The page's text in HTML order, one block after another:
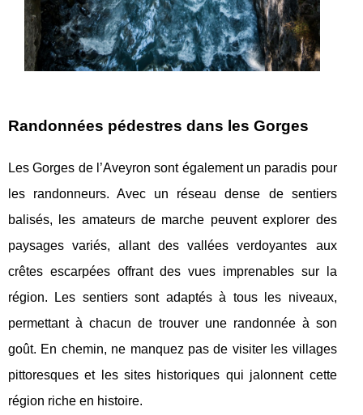
Randonnées pédestres dans les Gorges
Les Gorges de l’Aveyron sont également un paradis pour
les randonneurs. Avec un réseau dense de sentiers
balisés, les amateurs de marche peuvent explorer des
paysages variés, allant des vallées verdoyantes aux
crêtes escarpées offrant des vues imprenables sur la
région. Les sentiers sont adaptés à tous les niveaux,
permettant à chacun de trouver une randonnée à son
goût. En chemin, ne manquez pas de visiter les villages
pittoresques et les sites historiques qui jalonnent cette
région riche en histoire.